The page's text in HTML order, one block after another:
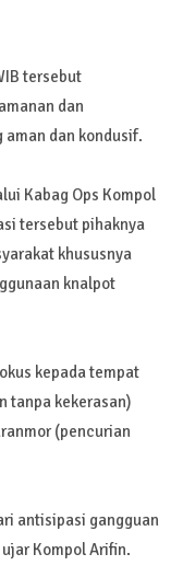
tersebut
dan
dan kondusif.
Kabag Ops Kompol
tersebut pihaknya
khususnya
knalpot
kepada tempat
tanpa kekerasan)
(pencurian
antisipasi gangguan
Kompol Arifin.